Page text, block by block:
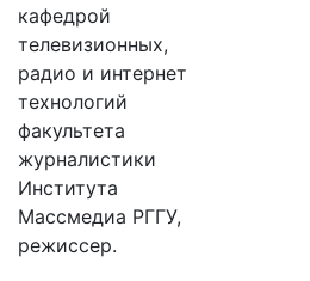
кафедрой
телевизионных,
радио и интернет
технологий
факультета
журналистики
Института
Массмедиа РГГУ,
режиссер.